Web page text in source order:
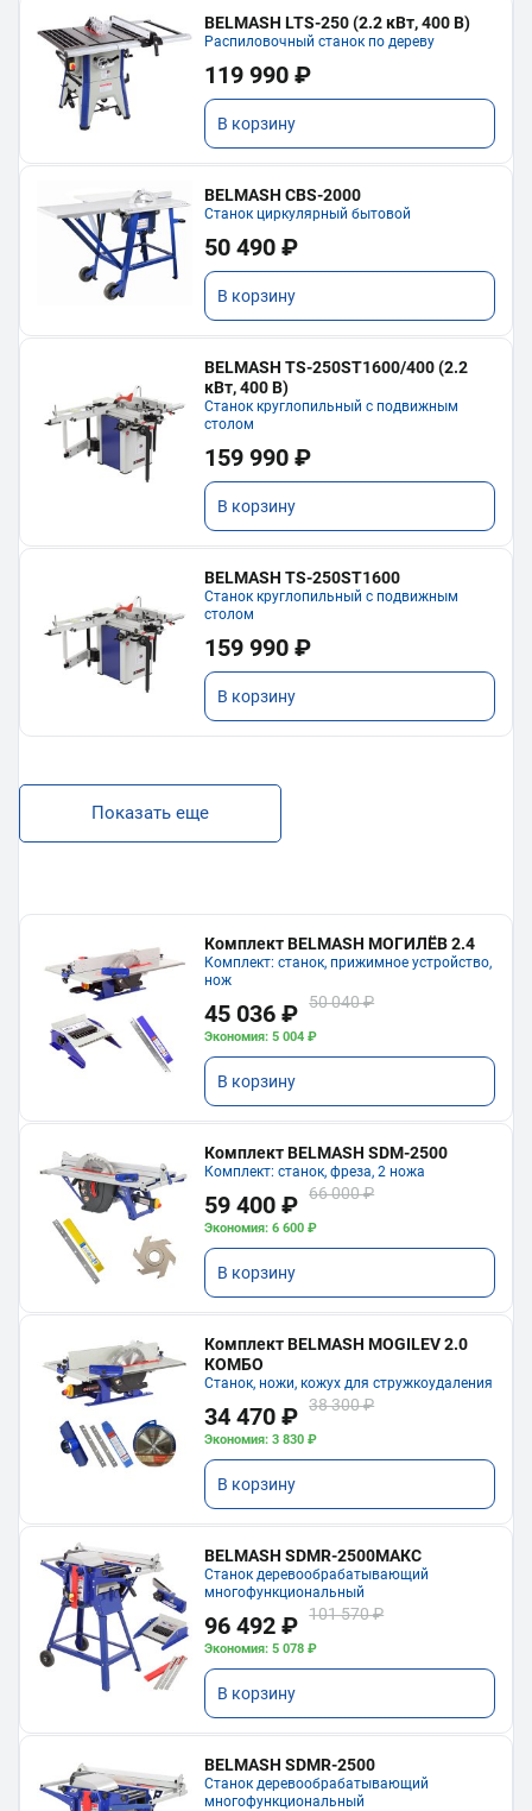
BELMASH LTS-250 (2.2 кВт, 400 В)
Распиловочный станок по дереву
119 990 ₽
В корзину
BELMASH CBS-2000
Станок циркулярный бытовой
50 490 ₽
В корзину
BELMASH TS-250ST1600/400 (2.2
кВт, 400 В)
Станок круглопильный с подвижным
столом
159 990 ₽
В корзину
BELMASH TS-250ST1600
Станок круглопильный с подвижным
столом
159 990 ₽
В корзину
Показать еще
Комплект BELMASH МОГИЛЁВ 2.4
Комплект: станок, прижимное устройство,
нож
45 036 ₽ 50 040 ₽
Экономия: 5 004 ₽
В корзину
Комплект BELMASH SDM-2500
Комплект: станок, фреза, 2 ножа
59 400 ₽ 66 000 ₽
Экономия: 6 600 ₽
В корзину
Комплект BELMASH MOGILEV 2.0
КОМБО
Станок, ножи, кожух для стружкоудаления
34 470 ₽ 38 300 ₽
Экономия: 3 830 ₽
В корзину
BELMASH SDMR-2500МАКС
Станок деревообрабатывающий
многофункциональный
96 492 ₽ 101 570 ₽
Экономия: 5 078 ₽
В корзину
BELMASH SDMR-2500
Станок деревообрабатывающий
многофункциональный